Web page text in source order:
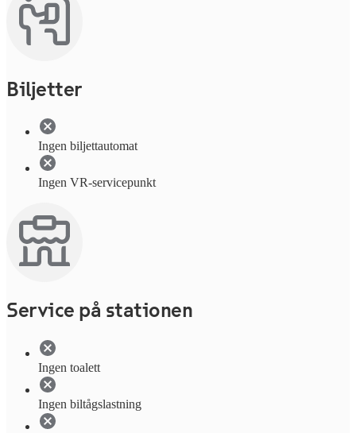
Biljetter
Ingen biljettautomat
Ingen VR-servicepunkt
Service på stationen
Ingen toalett
Ingen biltågslastning